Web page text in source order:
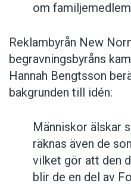
om
Reklambyrån New
begravningsbyråns
Hannah Bengtsson
bakgrunden till idén:
Människor älskar
räknas även de
vilket gör att den
blir de en del av